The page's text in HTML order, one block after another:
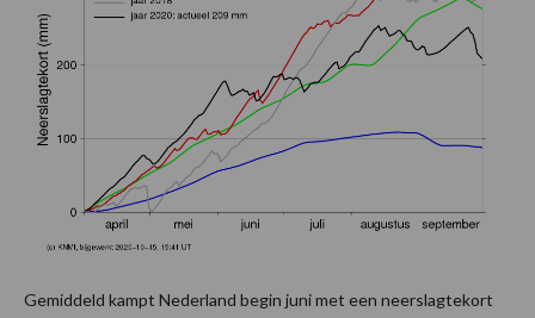
Gemiddeld kampt Nederland begin juni met een neerslagtekort